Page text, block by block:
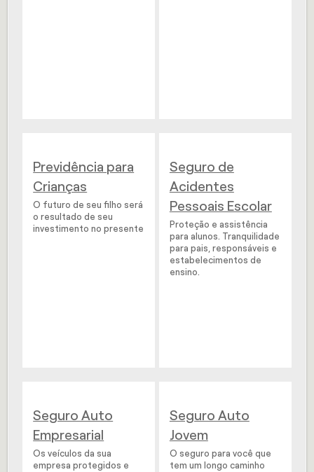
Previdência para
Crianças
O futuro de seu filho será
o resultado de seu
investimento no presente
Seguro de
Acidentes
Pessoais Escolar
Proteção e assistência
para alunos. Tranquilidade
para pais, responsáveis e
estabelecimentos de
ensino.
Seguro Auto
Empresarial
Os veículos da sua
empresa protegidos e
Seguro Auto
Jovem
O seguro para você que
tem um longo caminho